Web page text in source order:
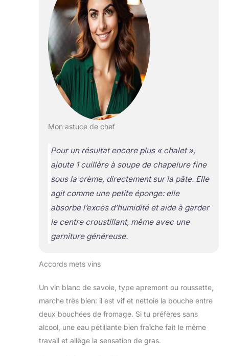
Mon astuce de chef
Pour un résultat encore plus « chalet »,
ajoute 1 cuillère à soupe de chapelure fine
sous la crème, directement sur la pâte. Elle
agit comme une petite éponge: elle
absorbe l’excès d’humidité et aide à garder
le centre croustillant, même avec une
garniture généreuse.
Accords mets vins
Un vin blanc de savoie, type apremont ou roussette,
marche très bien: il est vif et nettoie la bouche entre
deux bouchées de fromage. Si tu préfères sans
alcool, une eau pétillante bien fraîche fait le même
travail et allège la sensation de gras.